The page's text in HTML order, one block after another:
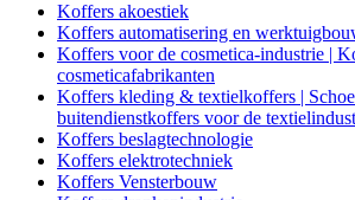
Koffers akoestiek
Koffers automatisering en
Koffers voor de cosmetica-industrie |
cosmeticafabrikanten
Koffers kleding & textielkoffers |
buitendienstkoffers voor de
Koffers beslagtechnologie
Koffers elektrotechniek
Koffers Vensterbouw